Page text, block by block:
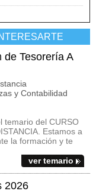
de Tesorería A
y Contabilidad
temario del CURSO
Estamos a
la formación y te
ver temario
2026